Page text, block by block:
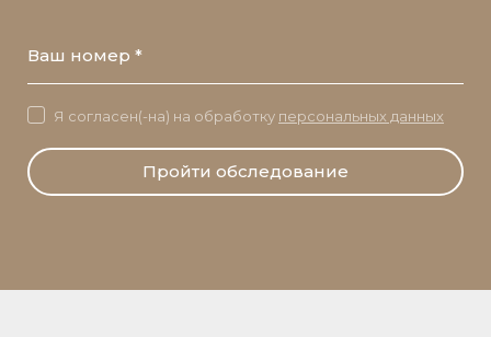
Ваш номер *
Пройти обследование
Я согласен(-на) на обработку персональных данных